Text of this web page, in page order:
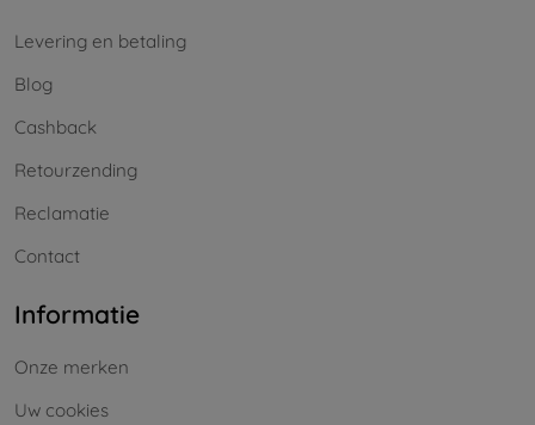
Levering en betaling
Blog
Cashback
Retourzending
Reclamatie
Contact
Informatie
Onze merken
Uw cookies